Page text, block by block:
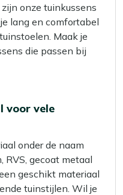
onze tuinkussens
lang en comfortabel
Maak je
die passen bij
voor vele
onder de naam
RVS, gecoat metaal
geschikt materiaal
tuinstijlen. Wil je